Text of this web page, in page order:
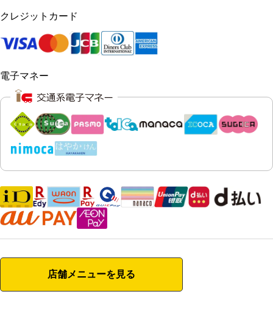
クレジットカード
電子マネー
店舗メニューを見る